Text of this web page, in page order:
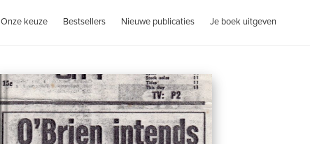
Onze keuze Bestsellers Nieuwe publicaties Je boek uitgeven